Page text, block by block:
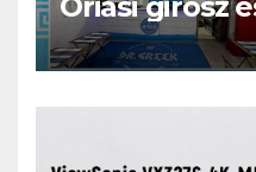
kerthelyiség